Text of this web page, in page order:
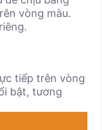
vòng màu.
tiếp trên vòng
bật, tương